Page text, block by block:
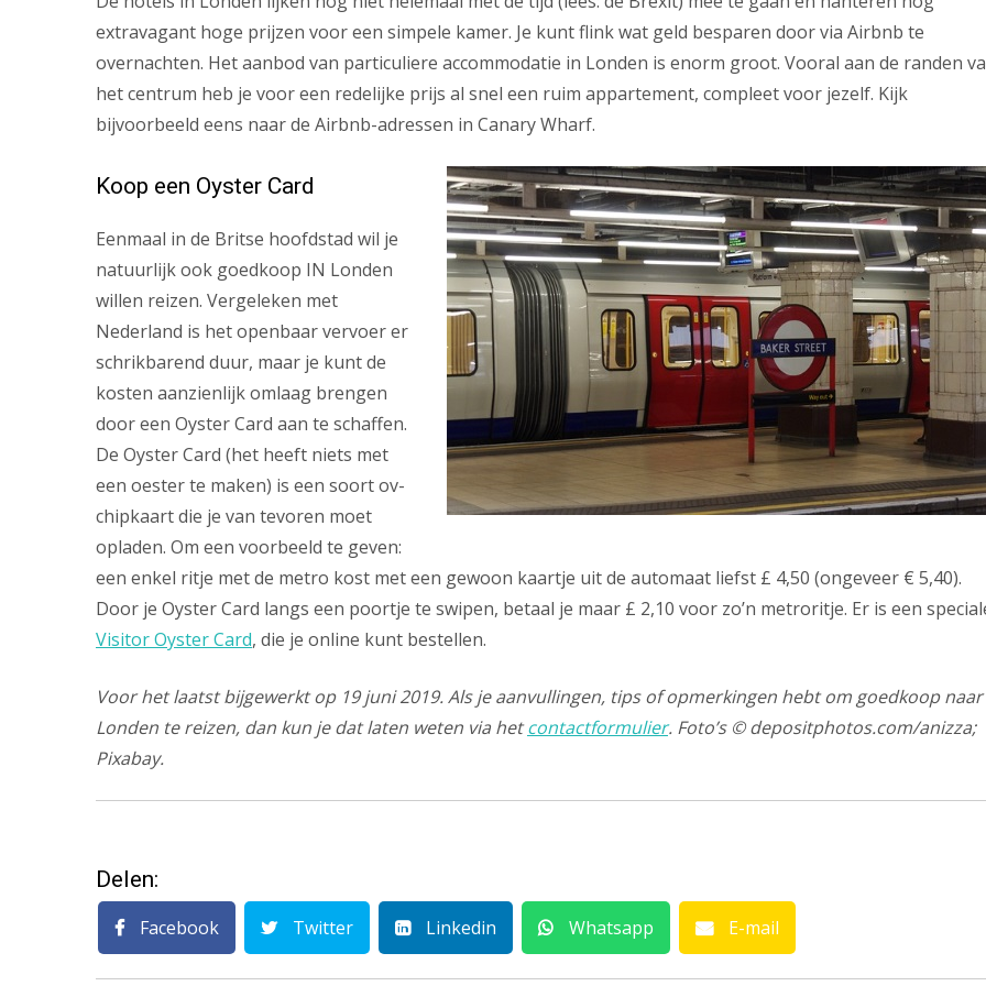
extravagant hoge prijzen voor een simpele kamer. Je kunt flink wat geld besparen door via Airbnb te
overnachten. Het aanbod van particuliere accommodatie in Londen is enorm groot. Vooral aan de randen
het centrum heb je voor een redelijke prijs al snel een ruim appartement, compleet voor jezelf. Kijk
bijvoorbeeld eens naar de Airbnb-adressen in Canary Wharf.
Koop een Oyster Card
Eenmaal in de Britse hoofdstad wil je
natuurlijk ook goedkoop IN Londen
willen reizen. Vergeleken met
Nederland is het openbaar vervoer er
schrikbarend duur, maar je kunt de
kosten aanzienlijk omlaag brengen
door een Oyster Card aan te schaffen.
De Oyster Card (het heeft niets met
een oester te maken) is een soort ov-
chipkaart die je van tevoren moet
opladen. Om een voorbeeld te geven:
een enkel ritje met de metro kost met een gewoon kaartje uit de automaat liefst £ 4,50 (ongeveer € 5,40).
Door je Oyster Card langs een poortje te swipen, betaal je maar £ 2,10 voor zo’n metroritje. Er is een
Visitor Oyster Card, die je online kunt bestellen.
Voor het laatst bijgewerkt op 19 juni 2019. Als je aanvullingen, tips of opmerkingen hebt om goedkoop naar
Londen te reizen, dan kun je dat laten weten via hetcontactformulier. Foto’s © depositphotos.com/anizza;
Pixabay.
Delen:
Facebook Twitter Linkedin Whatsapp E-mail